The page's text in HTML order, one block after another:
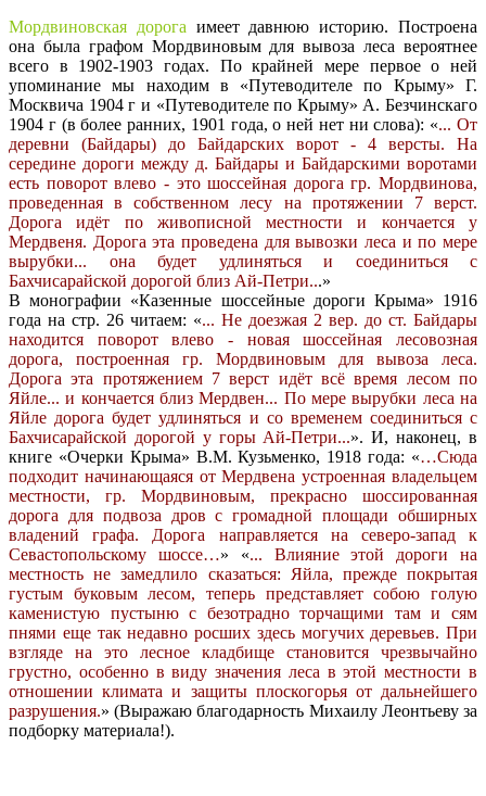
Мордвиновская дорога имеет давнюю историю. Построена
она была графом Мордвиновым для вывоза леса вероятнее
всего в 1902-1903 годах. По крайней мере первое о ней
упоминание мы находим в «Путеводителе по Крыму» Г.
Москвича 1904 г и «Путеводителе по Крыму» А. Безчинскаго
1904 г (в более ранних, 1901 года, о ней нет ни слова): «... От
деревни (Байдары) до Байдарских ворот - 4 версты. На
середине дороги между д. Байдары и Байдарскими воротами
есть поворот влево - это шоссейная дорога гр. Мордвинова,
проведенная в собственном лесу на протяжении 7 верст.
Дорога идёт по живописной местности и кончается у
Мердвеня. Дорога эта проведена для вывозки леса и по мере
вырубки... она будет удлиняться и соединиться с
Бахчисарайской дорогой близ Ай-Петри...»
В монографии «Казенные шоссейные дороги Крыма» 1916
года на стр. 26 читаем: «... Не доезжая 2 вер. до ст. Байдары
находится поворот влево - новая шоссейная лесовозная
дорога, построенная гр. Мордвиновым для вывоза леса.
Дорога эта протяжением 7 верст идёт всё время лесом по
Яйле... и кончается близ Мердвен... По мере вырубки леса на
Яйле дорога будет удлиняться и со временем соединиться с
Бахчисарайской дорогой у горы Ай-Петри...». И, наконец, в
книге «Очерки Крыма» В.М. Кузьменко, 1918 года: «…Сюда
подходит начинающаяся от Мердвена устроенная владельцем
местности, гр. Мордвиновым, прекрасно шоссированная
дорога для подвоза дров с громадной площади обширных
владений графа. Дорога направляется на северо-запад к
Севастопольскому шоссе…» «... Влияние этой дороги на
местность не замедлило сказаться: Яйла, прежде покрытая
густым буковым лесом, теперь представляет собою голую
каменистую пустыню с безотрадно торчащими там и сям
пнями еще так недавно росших здесь могучих деревьев. При
взгляде на это лесное кладбище становится чрезвычайно
грустно, особенно в виду значения леса в этой местности в
отношении климата и защиты плоскогорья от дальнейшего
разрушения.» (Выражаю благодарность Михаилу Леонтьеву за
подборку материала!).